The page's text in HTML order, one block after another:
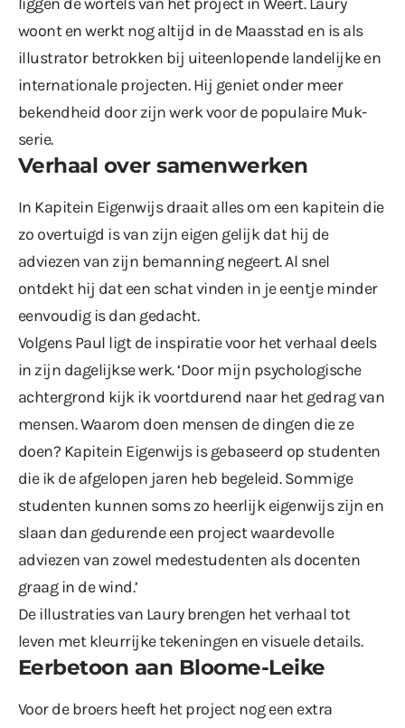
woont en werkt nog altijd in de Maasstad en is als
illustrator betrokken bij uiteenlopende landelijke en
internationale projecten. Hij geniet onder meer
bekendheid door zijn werk voor de populaire Muk-
serie.
Verhaal over samenwerken
In Kapitein Eigenwijs draait alles om een kapitein die
zo overtuigd is van zijn eigen gelijk dat hij de
adviezen van zijn bemanning negeert. Al snel
ontdekt hij dat een schat vinden in je eentje minder
eenvoudig is dan gedacht.
Volgens Paul ligt de inspiratie voor het verhaal deels
in zijn dagelijkse werk. ‘Door mijn psychologische
achtergrond kijk ik voortdurend naar het gedrag van
mensen. Waarom doen mensen de dingen die ze
doen? Kapitein Eigenwijs is gebaseerd op studenten
die ik de afgelopen jaren heb begeleid. Sommige
studenten kunnen soms zo heerlijk eigenwijs zijn en
slaan dan gedurende een project waardevolle
adviezen van zowel medestudenten als docenten
graag in de wind.’
De illustraties van Laury brengen het verhaal tot
leven met kleurrijke tekeningen en visuele details.
Eerbetoon aan Bloome-Leike
Voor de broers heeft het project nog een extra